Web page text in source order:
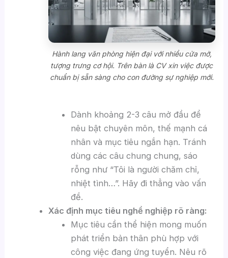
Hành lang văn phòng hiện đại với nhiều cửa mở,
tượng trưng cơ hội. Trên bàn là CV xin việc được
chuẩn bị sẵn sàng cho con đường sự nghiệp mới.
Dành khoảng 2-3 câu mở đầu để
nêu bật chuyên môn, thế mạnh cá
nhân và mục tiêu ngắn hạn. Tránh
dùng các câu chung chung, sáo
rỗng như “Tôi là người chăm chỉ,
nhiệt tình…”. Hãy đi thẳng vào vấn
đề.
Xác định mục tiêu nghề nghiệp rõ ràng:
Mục tiêu cần thể hiện mong muốn
phát triển bản thân phù hợp với
công việc đang ứng tuyển. Nêu rõ